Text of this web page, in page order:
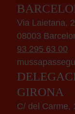
Via Laietana,
08003
93 295 63 00
GIRONA
C/ del Carme,